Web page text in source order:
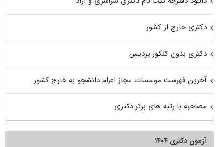
دکتری خارج از کشور
دکتری بدون کنکور پردیس
آخرین فهرست موسسات مجاز اعزام دانشجو به خارج کشور
مصاحبه با رتبه های برتر دکتری
آزمون دکتری ۱۴۰۴